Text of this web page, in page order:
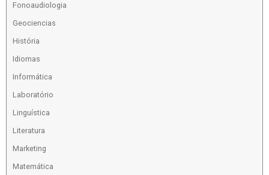
Fonoaudiologia
Geociencias
História
Idiomas
Informática
Laboratório
Linguística
Literatura
Marketing
Matemática